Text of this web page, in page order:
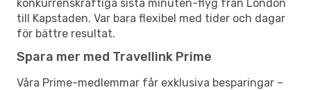
konkurrenskraftiga sista minuten-flyg från London
till Kapstaden. Var bara flexibel med tider och dagar
för bättre resultat.
Spara mer med Travellink Prime
Våra Prime-medlemmar får exklusiva besparingar –